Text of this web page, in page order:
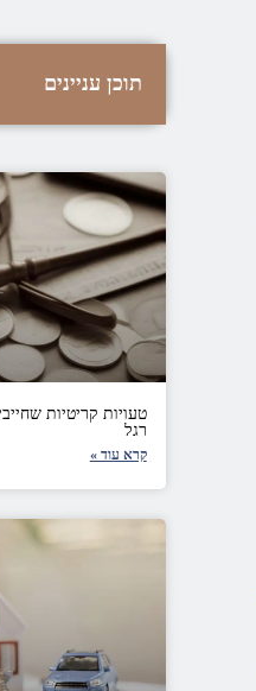
תוכן עניינים
טעויות קריטיות
רגל
קרא עוד »